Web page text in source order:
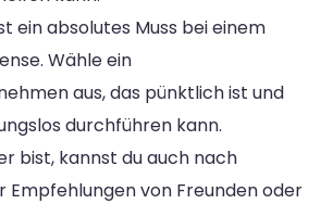
ein absolutes Muss bei einem
Wähle ein
aus, das pünktlich ist und
durchführen kann.
bist, kannst du auch nach
Empfehlungen von Freunden oder